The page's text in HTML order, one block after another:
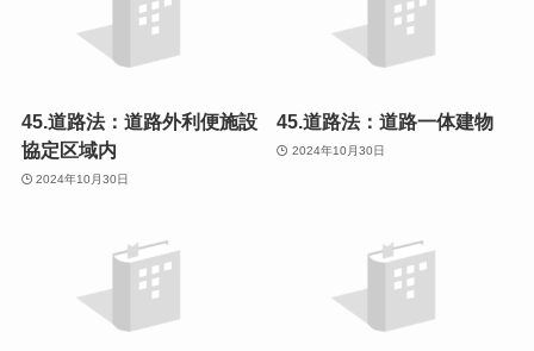
45.道路法：道路外利便施設
協定区域内
2024年10月30日
45.道路法：道路一体建物
2024年10月30日